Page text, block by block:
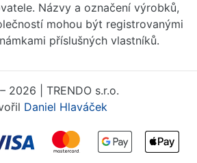
Názvy a označení výrobků,
mohou být registrovanými
příslušných vlastníků.
2026 | TRENDO s.r.o.
Daniel Hlaváček